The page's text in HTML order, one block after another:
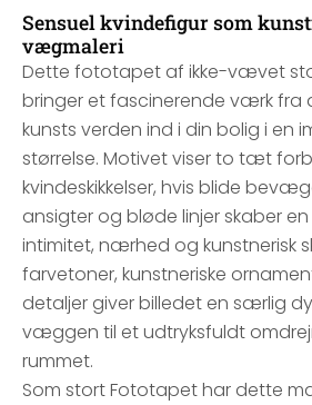
Sensuel kvindefigur som
vægmaleri
Dette fototapet af ikke-vævet
bringer et fascinerende værk fra
kunsts verden ind i din bolig i en
størrelse. Motivet viser to tæt
kvindeskikkelser, hvis blide
ansigter og bløde linjer skaber
intimitet, nærhed og kunstnerisk
farvetoner, kunstneriske
detaljer giver billedet en særlig
væggen til et udtryksfuldt
rummet.
Som stort Fototapet har dette